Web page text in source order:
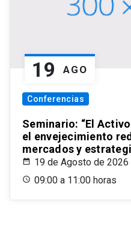
19 AGO
Conferencias
Seminario: “El
el envejecimiento
mercados y
19 de Agosto de 2026
09:00 a 11:00 horas